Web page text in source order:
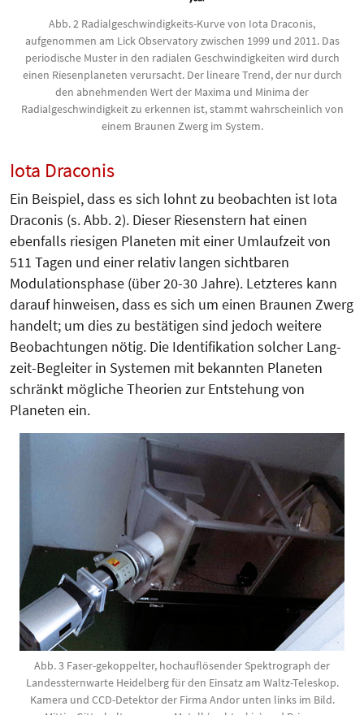
Abb. 2 Radialgeschwindigkeits-Kurve von Iota Draconis,
aufgenommen am Lick Observatory zwischen 1999 und 2011. Das
periodische Muster in den radialen Geschwindigkeiten wird durch
einen Riesenplaneten verursacht. Der lineare Trend, der nur durch
den abnehmenden Wert der Maxima und Minima der
Radialgeschwindigkeit zu erkennen ist, stammt wahrscheinlich von
einem Braunen Zwerg im System.
Iota Draconis
Ein Beispiel, dass es sich lohnt zu beobachten ist Iota
Draconis (s. Abb. 2). Dieser Riesenstern hat einen
ebenfalls riesigen Planeten mit einer Umlaufzeit von
511 Tagen und einer relativ langen sichtbaren
Modulationsphase (über 20-30 Jahre). Letzteres kann
darauf hinweisen, dass es sich um einen Braunen Zwerg
handelt; um dies zu bestätigen sind jedoch weitere
Beobachtungen nötig. Die Identifikation solcher Lang­
zeit-Be­gleiter in Systemen mit bekann­ten Planeten
schränkt mögliche Theo­rien zur Entstehung von
Planeten ein.
Abb. 3 Faser-gekoppelter, hochauflösender Spektrograph der
Landessternwarte Heidelberg für den Einsatz am Waltz-Teleskop.
Kamera und CCD-Detektor der Firma Andor unten links im Bild.